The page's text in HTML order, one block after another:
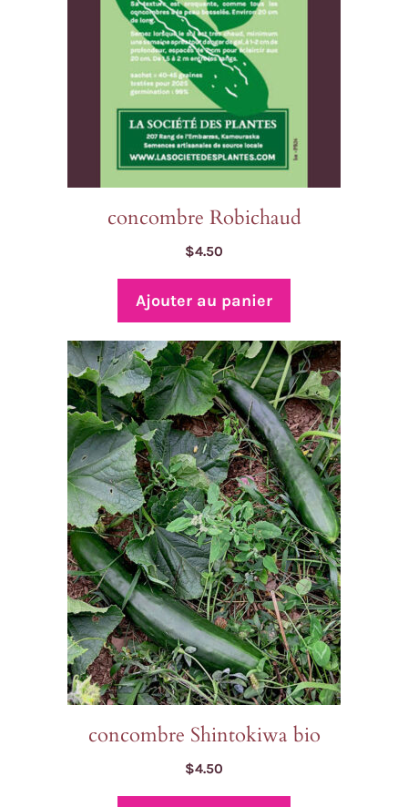
concombre Robichaud
$4.50
Ajouter au panier
concombre Shintokiwa bio
$4.50